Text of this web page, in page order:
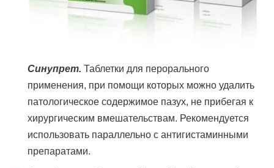
Синупрет. Таблетки для перорального
применения, при помощи которых можно удалить
патологическое содержимое пазух, не прибегая к
хирургическим вмешательствам. Рекомендуется
использовать параллельно с антигистаминными
препаратами.